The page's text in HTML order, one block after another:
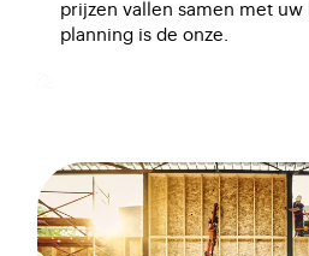
prijzen vallen samen met
planning is de onze.